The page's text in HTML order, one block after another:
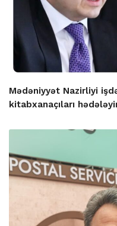
Mədəniyyət Nazirliyi
kitabxanaçıları